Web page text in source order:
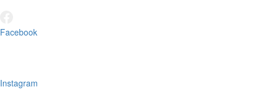
Facebook
Instagram